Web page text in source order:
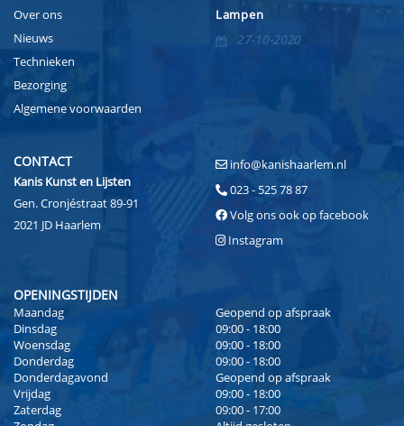
Over ons
Nieuws
Technieken
Bezorging
Algemene voorwaarden
Lampen
27-10-2020
CONTACT
Kanis Kunst en Lijsten
Gen. Cronjéstraat 89-91
2021 JD Haarlem
info@kanishaarlem.nl
023 - 525 78 87
Volg ons ook op facebook
Instagram
OPENINGSTIJDEN
Maandag
Geopend op afspraak
Dinsdag
09:00 - 18:00
Woensdag
09:00 - 18:00
Donderdag
09:00 - 18:00
Donderdagavond
Geopend op afspraak
Vrijdag
09:00 - 18:00
Zaterdag
09:00 - 17:00